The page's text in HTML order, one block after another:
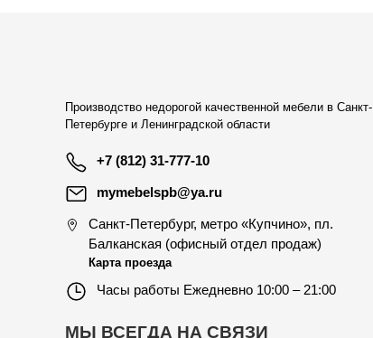
Производство недорогой качественной мебели в Санкт-
Петербурге и Ленинградской области
+7 (812) 31-777-10
mymebelspb@ya.ru
Санкт-Петербург, метро «Купчино», пл.
Балканская (офисный отдел продаж)
Карта проезда
Часы работы Ежедневно 10:00 – 21:00
МЫ ВСЕГДА НА СВЯЗИ